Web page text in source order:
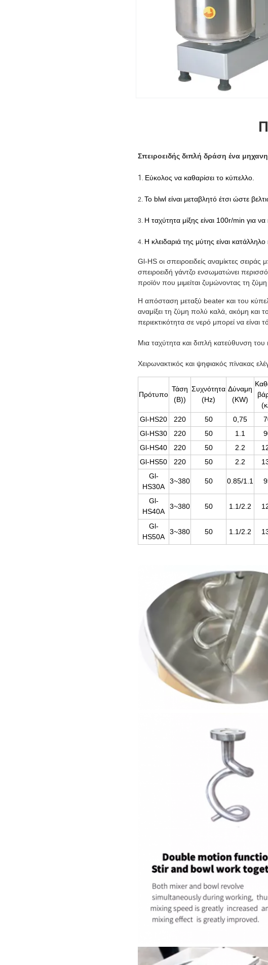
Σπειροειδής διπλή δράση ένα
1. Εύκολος να καθαρίσει το κύπελλο.
2. Το blwl είναι μεταβλητό έτσι ώστε
3. Η ταχύτητα μίξης είναι 100r/min για
4. Η κλειδαριά της μύτης είναι κατάλληλο
Gl-HS οι σπειροειδείς αναμίκτες
σπειροειδή γάντζο ενσωματώνει
προϊόν που μιμείται ζυμώνοντας τη ζύμη
Η απόσταση μεταξύ beater και του
αναμίξει τη ζύμη πολύ καλά, ακόμη και
περιεκτικότητα σε νερό μπορεί να
Μια ταχύτητα και διπλή κατεύθυνση
Χειρωνακτικός και ψηφιακός πίνακας
Πρότυπο
Τάση
(Β))
Συχνότητα
(Hz)
Δύναμη
(KW)
Gl-HS20 220 50 0,75
Gl-HS30
220 50 1.1
Gl-HS40
220 50 2.2
Gl-HS50
220 50 2.2
Gl-
HS30A
3~380 50 0.85/1.1
Gl-
HS40A
3~380 50 1.1/2.2
Gl-
HS50A
3~380 50 1.1/2.2